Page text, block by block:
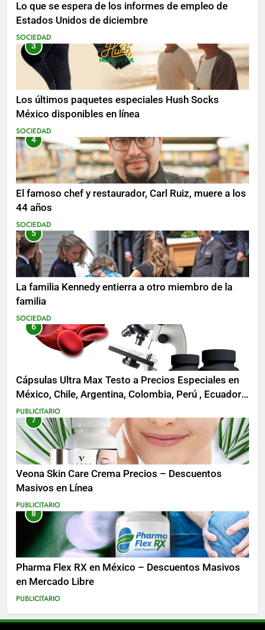
Lo que se espera de los informes de empleo de
Estados Unidos de diciembre
SOCIEDAD
3
Los últimos paquetes especiales Hush Socks
México disponibles en línea
SOCIEDAD
4
El famoso chef y restaurador, Carl Ruiz, muere a los
44 años
SOCIEDAD
5
La familia Kennedy entierra a otro miembro de la
familia
SOCIEDAD
6
Cápsulas Ultra Max Testo a Precios Especiales en
México, Chile, Argentina, Colombia, Perú , Ecuador,
Costa Rica y Más
PUBLICITARIO
7
Veona Skin Care Crema Precios – Descuentos
Masivos en Línea
PUBLICITARIO
8
Pharma Flex RX en México – Descuentos Masivos
en Mercado Libre
PUBLICITARIO